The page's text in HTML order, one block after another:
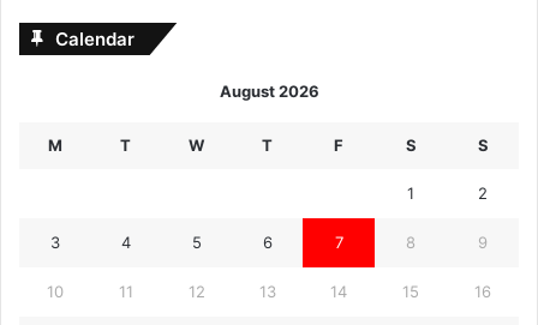
Calendar
August 2026
M T W T F S S
1 2
3 4 5 6 7 8 9
10 11 12 13 14 15 16